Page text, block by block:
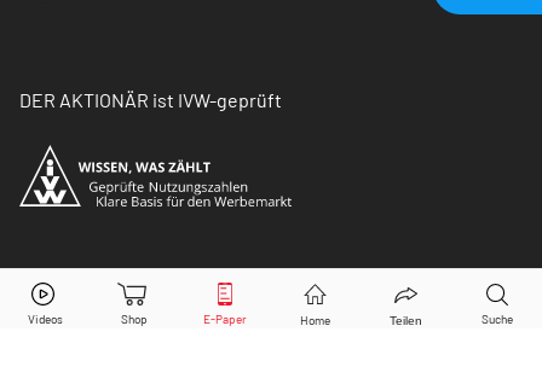
SAP Aktie jetzt handeln?
DER AKTIONÄR ist IVW-geprüft
© Copyright 2026 Börsenmedien AG. Alle Rechte